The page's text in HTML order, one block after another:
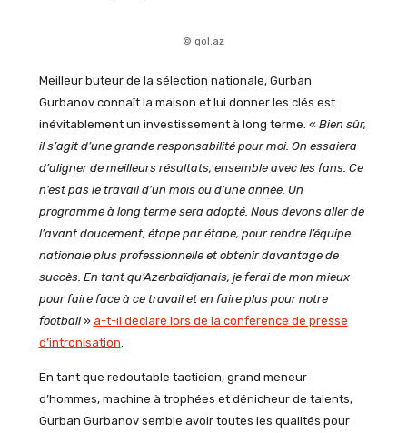
© qol.az
Meilleur buteur de la sélection nationale, Gurban
Gurbanov connaît la maison et lui donner les clés est
inévitablement un investissement à long terme. « Bien sûr,
il s’agit d’une grande responsabilité pour moi. On essaiera
d’aligner de meilleurs résultats, ensemble avec les fans. Ce
n’est pas le travail d’un mois ou d’une année. Un
programme à long terme sera adopté. Nous devons aller de
l’avant doucement, étape par étape, pour rendre l’équipe
nationale plus professionnelle et obtenir davantage de
succès. En tant qu’Azerbaïdjanais, je ferai de mon mieux
pour faire face à ce travail et en faire plus pour notre
football» a-t-il déclaré lors de la conférence de presse
d’intronisation
En tant que redoutable tacticien, grand meneur
d’hommes, machine à trophées et dénicheur de talents,
Gurban Gurbanov semble avoir toutes les qualités pour